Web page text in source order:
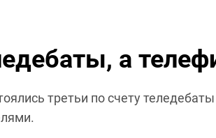
а
третьи по счету